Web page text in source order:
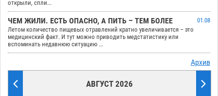
открыли, спли...
ЧЕМ ЖИЛИ. ЕСТЬ ОПАСНО, А ПИТЬ – ТЕМ БОЛЕЕ
01.08
Летом количество пищевых отравлений кратно увеличивается – это
медицинский факт. И тут можно приводить медстатистику или
вспоминать недавнюю ситуацию ...
Архив
АВГУСТ 2026